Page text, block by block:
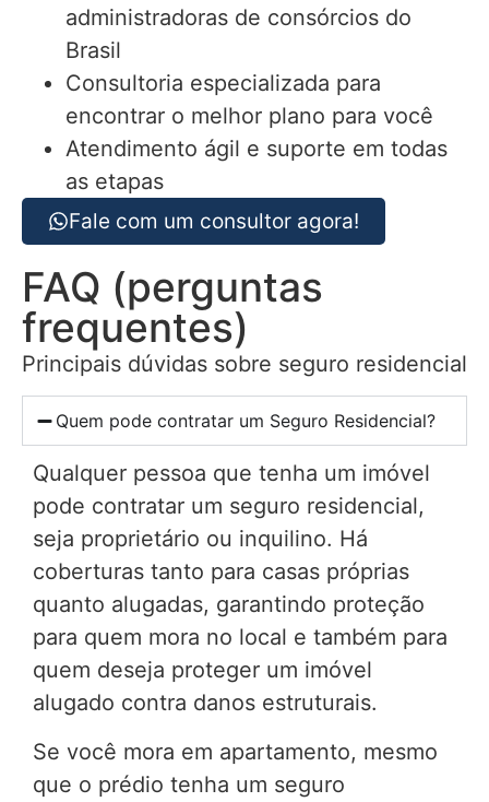
administradoras de consórcios do
Brasil
Consultoria especializada para
encontrar o melhor plano para você
Atendimento ágil e suporte em todas
as etapas
Fale com um consultor agora!
FAQ (perguntas
frequentes)
Principais dúvidas sobre seguro residencial
Quem pode contratar um Seguro Residencial?
Qualquer pessoa que tenha um imóvel
pode contratar um seguro residencial,
seja proprietário ou inquilino. Há
coberturas tanto para casas próprias
quanto alugadas, garantindo proteção
para quem mora no local e também para
quem deseja proteger um imóvel
alugado contra danos estruturais.
Se você mora em apartamento, mesmo
que o prédio tenha um seguro